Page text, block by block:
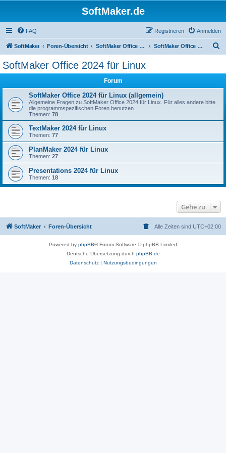
SoftMaker.de
FAQ Anmelden
Registrieren
SoftMaker Foren-Übersicht SoftMaker Office 2024 SoftMaker Office 2024 für Linux
SoftMaker Office 2024 für Linux
Forum
SoftMaker Office 2024 für Linux (allgemein)
Allgemeine Fragen zu SoftMaker Office 2024 für Linux. Für alles andere bitte
die programmspezifischen Foren benutzen.
Themen: 78
TextMaker 2024 für Linux
Themen: 77
PlanMaker 2024 für Linux
Themen: 27
Presentations 2024 für Linux
Themen: 18
Gehe zu
SoftMaker Foren-Übersicht Alle Zeiten sind UTC+02:00
Powered by phpBB® Forum Software © phpBB Limited
Deutsche Übersetzung durch phpBB.de
Datenschutz| Nutzungsbedingungen